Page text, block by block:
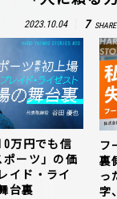
2023.10.04 7 SHARE
万円でも信
ーツ」の価
イド・ライ
台裏
フ
裏
っ
字